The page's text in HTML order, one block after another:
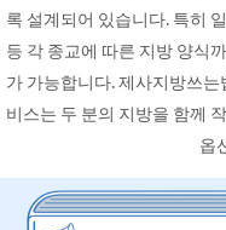
록 설계되어 있습니다. 특히
등 각 종교에 따른 지방 양식
가 가능합니다. 제사지방쓰
비스는 두 분의 지방을 함께
옵